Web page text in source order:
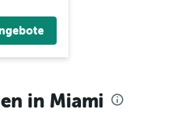
in Miami